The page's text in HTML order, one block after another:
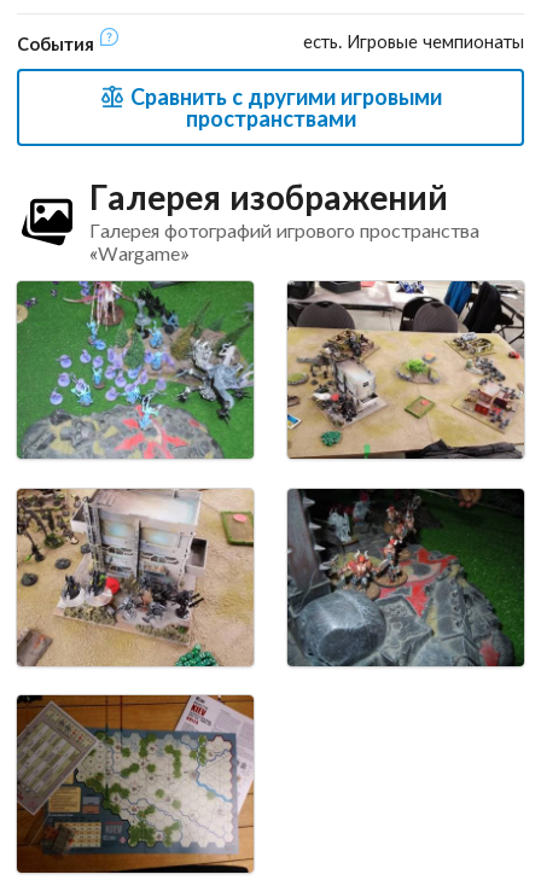
События есть. Игровые чемпионаты
Сравнить с другими игровыми
пространствами
Галерея изображений
Галерея фотографий игрового пространства
«Wargame»